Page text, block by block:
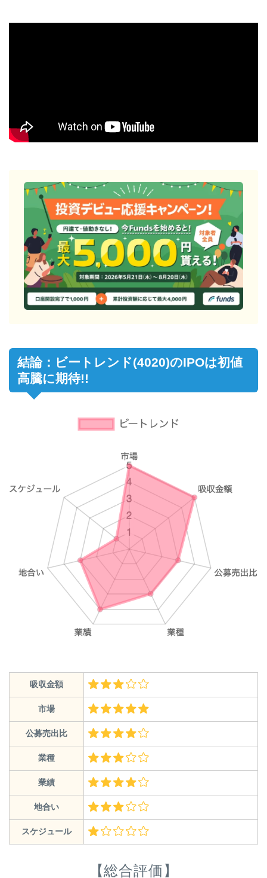
結論：ビートレンド(4020)のIPOは初値
高騰に期待!!
吸収金額
市場
公募売出比
業種
業績
地合い
スケジュール
【総合評価】